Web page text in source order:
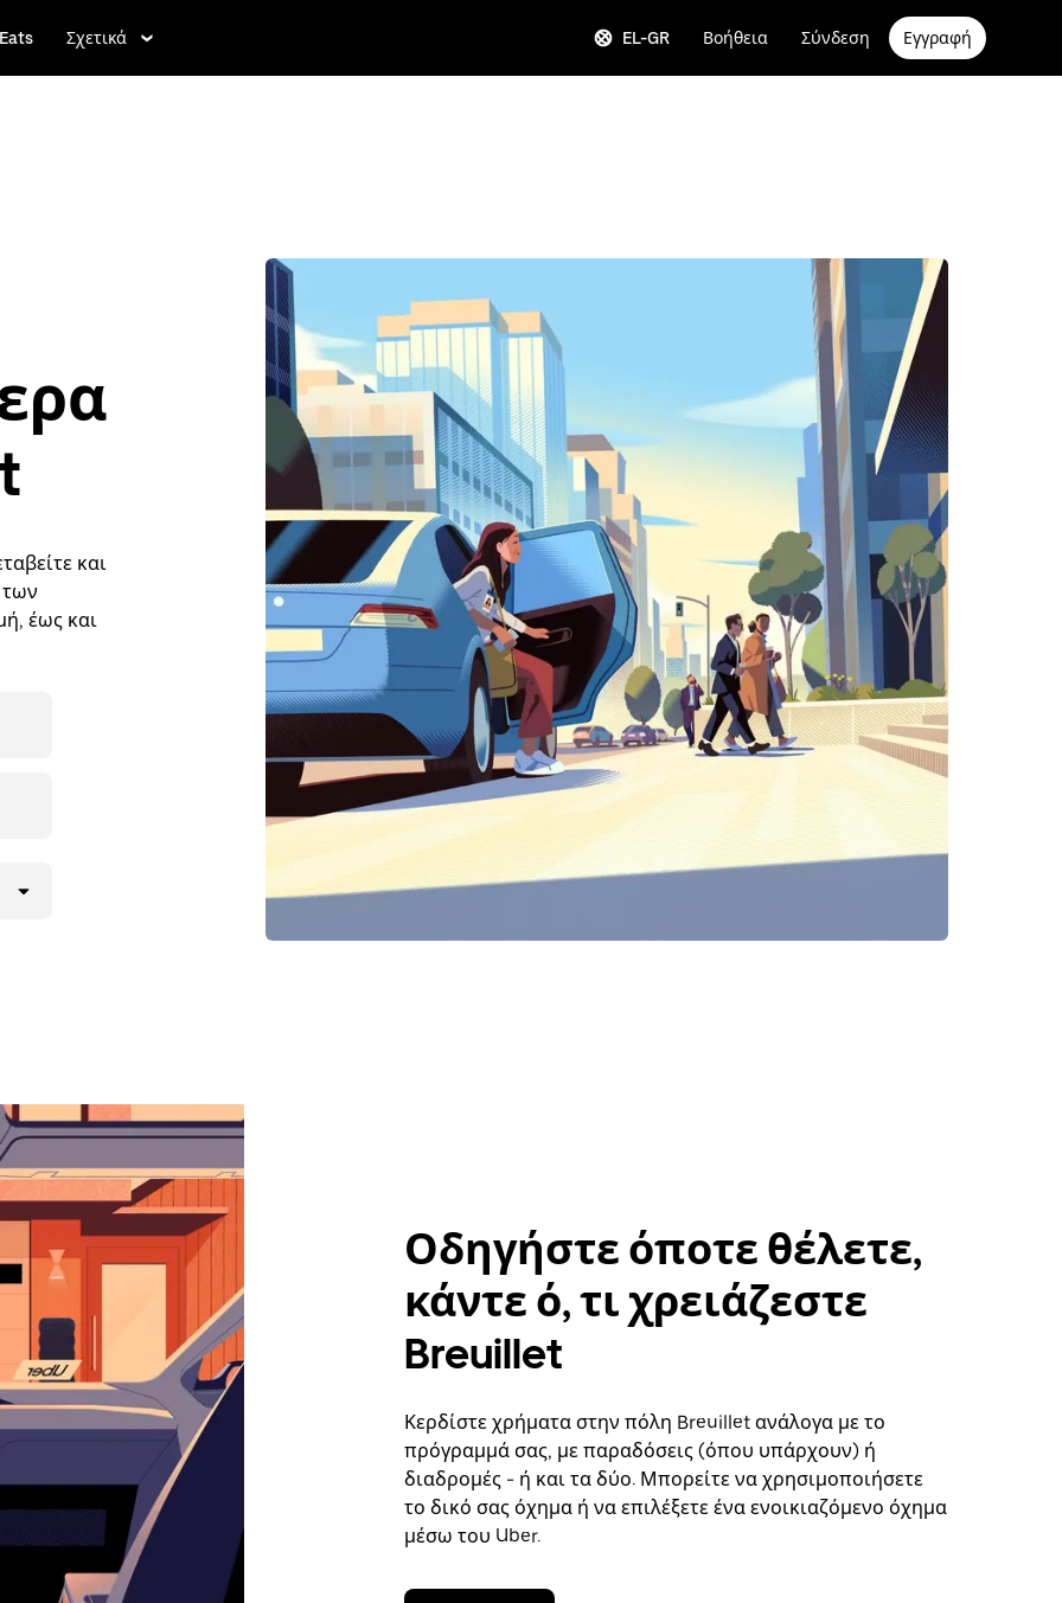
Σχετικά EL-GR Βοήθεια Σύνδεση Εγγραφή
και
των
έως και
Οδηγήστε όποτε θέλετε,
κάντε ό, τι χρειάζεστε
Breuillet
Κερδίστε χρήματα στην πόλη Breuillet ανάλογα με το
πρόγραμμά σας, με παραδόσεις (όπου υπάρχουν) ή
διαδρομές - ή και τα δύο. Μπορείτε να χρησιμοποιήσετε
το δικό σας όχημα ή να επιλέξετε ένα ενοικιαζόμενο όχημα
μέσω του Uber.